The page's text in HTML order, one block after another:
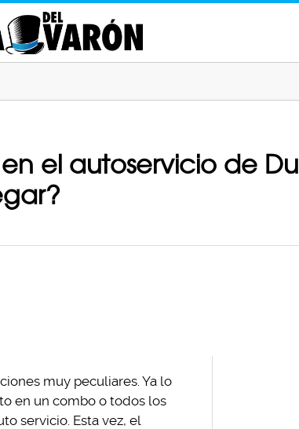
el autoservicio de
muy peculiares. Ya lo
en un combo o todos los
servicio. Esta vez, el